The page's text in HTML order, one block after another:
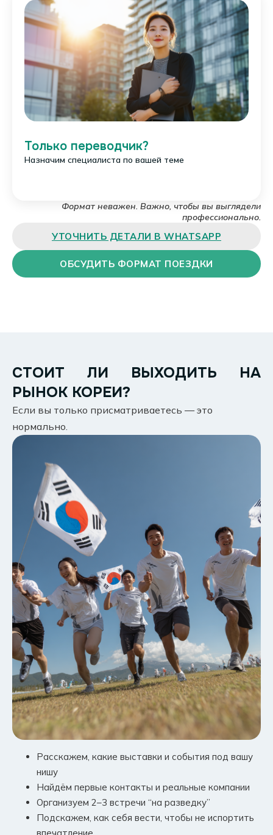
Только переводчик?
Назначим специалиста по вашей теме
Формат неважен. Важно, чтобы вы выглядели
профессионально.
УТОЧНИТЬ ДЕТАЛИ В WHATSAPP
ОБСУДИТЬ ФОРМАТ ПОЕЗДКИ
СТОИТ ЛИ ВЫХОДИТЬ НА
РЫНОК КОРЕИ?
Если вы только присматриваетесь — это
нормально.
Расскажем, какие выставки и события под вашу
нишу
Найдём первые контакты и реальные компании
Организуем 2–3 встречи “на разведку”
Подскажем, как себя вести, чтобы не испортить
цин
а
лен
ия
е
Хочу, чтобы
связались в
течение 7 минут
ОТПРАВИТЬ